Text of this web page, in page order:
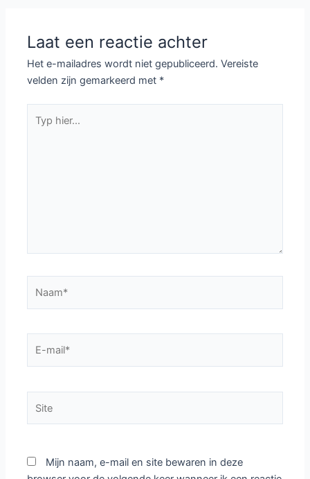
Laat een reactie achter
Het e-mailadres wordt niet gepubliceerd. Vereiste
velden zijn gemarkeerd met *
hier...
mail*
Mijn naam, e-mail en site bewaren in deze